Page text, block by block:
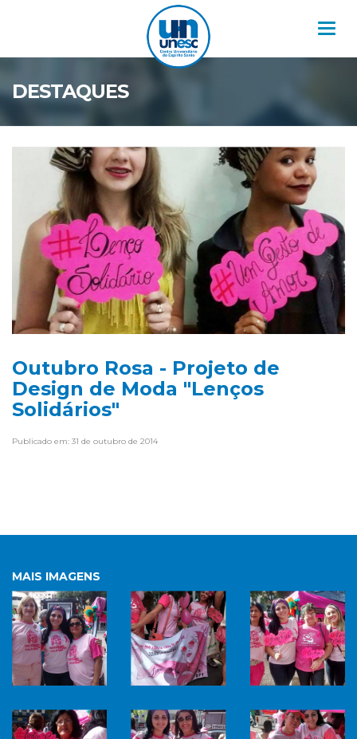
DESTAQUES
Outubro Rosa - Projeto de
Design de Moda "Lenços
Solidários"
Publicado em: 31 de outubro de 2014
MAIS IMAGENS